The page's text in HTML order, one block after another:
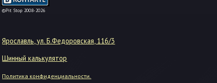
©Pit Stop 2008-2026
-->
Ярославль, ул. Б.Федоровская, 116/3
Шинный калькулятор
Политика конфиденциальности.